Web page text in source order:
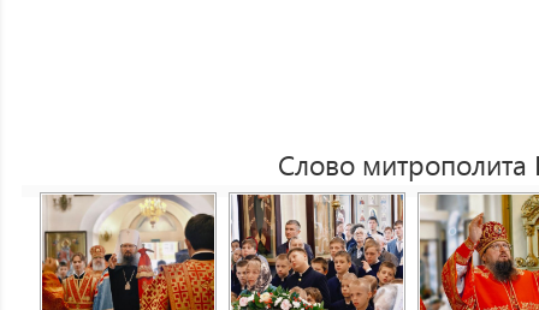
Слово митрополита